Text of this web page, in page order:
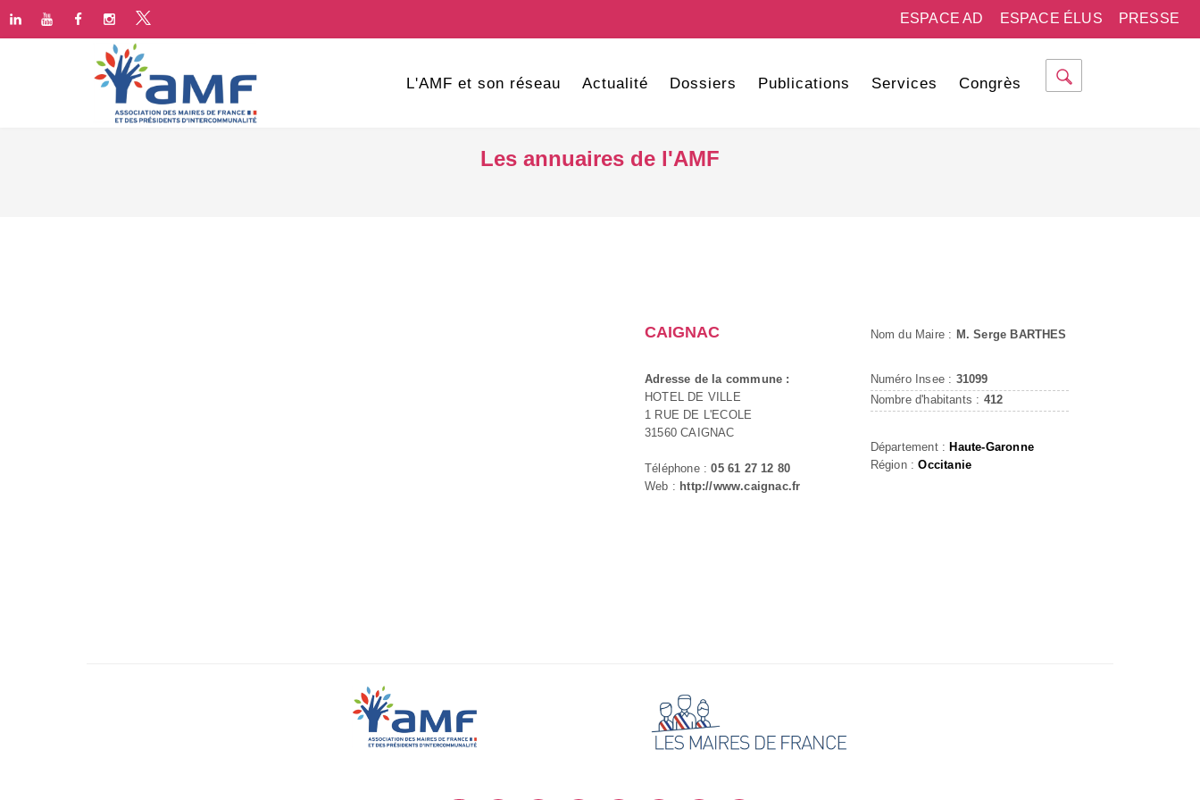
PRESSE
ESPACE ÉLUS
ESPACE AD
L'AMF et son réseau Actualité Dossiers Publications Services Congrès
Les annuaires de l'AMF
CAIGNAC
Adresse de la commune :
HOTEL DE VILLE
1 RUE DE L'ECOLE
31560 CAIGNAC
Téléphone :05 61 27 12 80
Web : http://www.caignac.fr
Nom du Maire : M. Serge BARTHES
Numéro Insee : 31099
Nombre d'habitants : 412
Département : Haute-Garonne
Région :Occitanie